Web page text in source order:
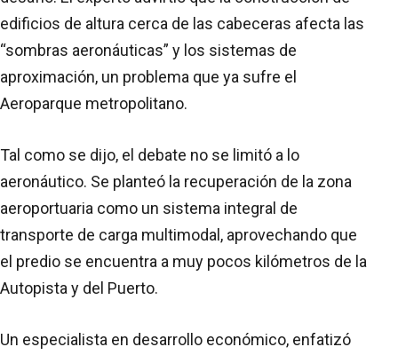
edificios de altura cerca de las cabeceras afecta las
“sombras aeronáuticas” y los sistemas de
aproximación, un problema que ya sufre el
Aeroparque metropolitano.
Tal como se dijo, el debate no se limitó a lo
aeronáutico. Se planteó la recuperación de la zona
aeroportuaria como un sistema integral de
transporte de carga multimodal, aprovechando que
el predio se encuentra a muy pocos kilómetros de la
Autopista y del Puerto.
Un especialista en desarrollo económico, enfatizó